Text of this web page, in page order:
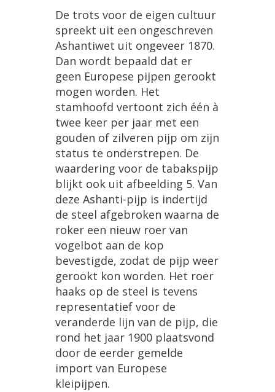
De trots voor de eigen cultuur
spreekt uit een ongeschreven
Ashantiwet uit ongeveer 1870.
Dan wordt bepaald dat er
geen Europese pijpen gerookt
mogen worden. Het
stamhoofd vertoont zich één à
twee keer per jaar met een
gouden of zilveren pijp om zijn
status te onderstrepen. De
waardering voor de tabakspijp
blijkt ook uit afbeelding 5. Van
deze Ashanti-pijp is indertijd
de steel afgebroken waarna de
roker een nieuw roer van
vogelbot aan de kop
bevestigde, zodat de pijp weer
gerookt kon worden. Het roer
haaks op de steel is tevens
representatief voor de
veranderde lijn van de pijp, die
rond het jaar 1900 plaatsvond
door de eerder gemelde
import van Europese
kleipijpen.